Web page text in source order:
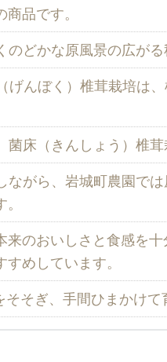
商品です。
のどかな原風景の広がる
げんぼく）椎茸栽培は
菌床（きんしょう）椎
ながら、岩城町農園で
来のおいしさと食感を
すめしています。
そそぎ、手間ひまかけて